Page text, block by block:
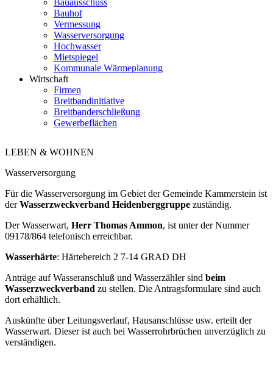
Bauausschuss
Bauhof
Vermessung
Wasserversorgung
Hochwasser
Mietspiegel
Kommunale Wärmeplanung
Wirtschaft
Firmen
Breitbandinitiative
Breitbanderschließung
Gewerbeflächen
LEBEN & WOHNEN
Wasserversorgung
Für die Wasserversorgung im Gebiet der Gemeinde Kammerstein ist
derWasserzweckverband Heidenberggruppe zuständig.
Der Wasserwart, Herr Thomas Ammon, ist unter der Nummer
09178/864 telefonisch erreichbar.
Wasserhärte: Härtebereich 2 7-14 GRAD DH
Anträge auf Wasseranschluß und Wasserzähler sind beim
Wasserzweckverband zu stellen. Die Antragsformulare sind auch
dort erhältlich.
Auskünfte über Leitungsverlauf, Hausanschlüsse usw. erteilt der
Wasserwart. Dieser ist auch bei Wasserrohrbrüchen unverzüglich zu
verständigen.